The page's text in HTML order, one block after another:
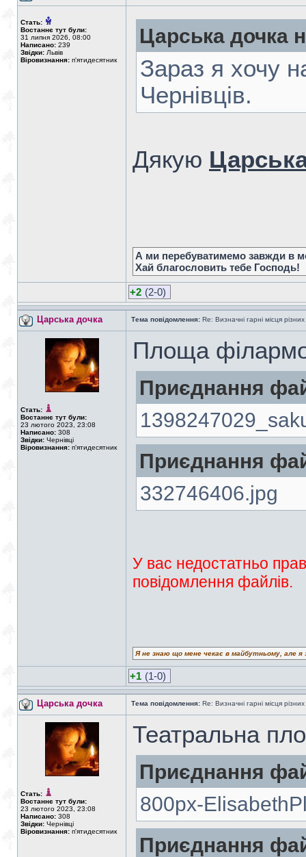
Стать:
Востаннє тут були:
31 липня 2026, 08:00
Написано: 239
Звідки: Львів
Віровизнання: п'ятидесятник
Царська дочка
Зараз я хочу
Чернівців.
Дякую
А ми перебуватимемо завжди в
Хай благословить тебе Господь!
+2 (2-0)
Царська дочка Тема повідомлення: Re: Визначні гарні місця
Стать:
Востаннє тут були:
23 лютого 2023, 23:08
Написано: 308
Звідки: Чернівці
Віровизнання: п'ятидесятник
Площа
Приєднання
Приєднання
332746406.jpg
У вас недостатньо
повідомлення файлів.
Я не знаю що мене чекає в майбутньому, але
+1 (1-0)
Царська дочка Тема повідомлення: Re: Визначні гарні місця
Стать:
Востаннє тут були:
23 лютого 2023, 23:08
Написано: 308
Звідки: Чернівці
Віровизнання: п'ятидесятник
Театральна
Приєднання
800px-
Приєднання